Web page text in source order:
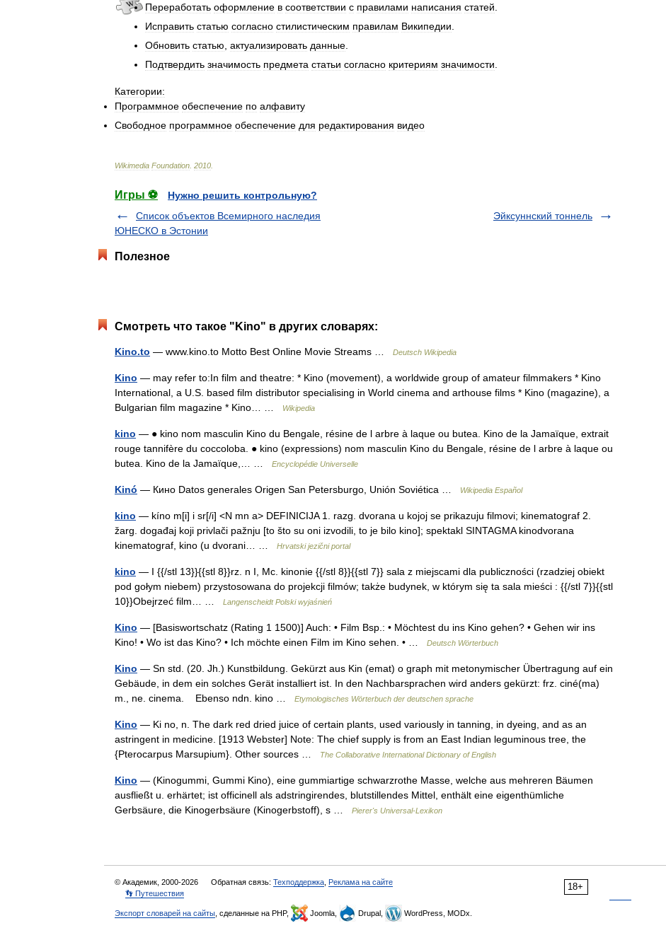
Переработать оформление в соответствии с правилами написания статей
Исправить статью согласно стилистическим правилам Википедии
Обновить статью актуализировать данные
Подтвердить значимость предмета статьи согласно критериям значимости
Категории:
Программное обеспечение по алфавиту
Свободное программное обеспечение для редактирования видео
Wikimedia Foundation 2010
Игры ⚽
Нужно решить контрольную?
Список объектов Всемирного наследия
ЮНЕСКО в Эстонии
Эйксуннский тоннель
Полезное
Смотреть что такое "Kino" в других словарях:
Kino.to — www.kino.to Motto Best Online Movie Streams … Deutsch Wikipedia
Kino — may refer to:In film and theatre: * Kino (movement), a worldwide group of amateur filmmakers * Kino
International, a U.S. based film distributor specialising in World cinema and arthouse films * Kino (magazine), a
Bulgarian film magazine * Kino… …
Wikipedia
kino — ● kino nom masculin Kino du Bengale, résine de l arbre à laque ou butea. Kino de la Jamaïque, extrait
rouge tannifère du coccoloba. ● kino (expressions) nom masculin Kino du Bengale, résine de l arbre à laque ou
butea. Kino de la Jamaïque,… …
Encyclopédie Universelle
Kinó — Кино Datos generales Origen San Petersburgo, Unión Soviética … Wikipedia Español
kino — kíno m[i] i sr[/i] <N mn a> DEFINICIJA 1. razg. dvorana u kojoj se prikazuju filmovi; kinematograf 2.
žarg. događaj koji privlači pažnju [to što su oni izvodili, to je bilo kino]; spektakl SINTAGMA kinodvorana
kinematograf, kino (u dvorani… …
Hrvatski jezični portal
kino — I {{/stl 13}}{{stl 8}}rz. n I, Mc. kinonie {{/stl 8}}{{stl 7}} sala z miejscami dla publiczności (rzadziej obiekt
pod gołym niebem) przystosowana do projekcji filmów; także budynek, w którym się ta sala mieści : {{/stl 7}}{{stl
10}}Obejrzeć film… …
Langenscheidt Polski wyjaśnień
Kino — [Basiswortschatz (Rating 1 1500)] Auch: • Film Bsp.: • Möchtest du ins Kino gehen? • Gehen wir ins
Kino! • Wo ist das Kino? • Ich möchte einen Film im Kino sehen. • …
Deutsch Wörterbuch
Kino — Sn std. (20. Jh.) Kunstbildung. Gekürzt aus Kin (emat) o graph mit metonymischer Übertragung auf ein
Gebäude, in dem ein solches Gerät installiert ist. In den Nachbarsprachen wird anders gekürzt: frz. ciné(ma)
m., ne. cinema. Ebenso ndn. kino …
Etymologisches Wörterbuch der deutschen sprache
Kino — Ki no, n. The dark red dried juice of certain plants, used variously in tanning, in dyeing, and as an
astringent in medicine. [1913 Webster] Note: The chief supply is from an East Indian leguminous tree, the
{Pterocarpus Marsupium}. Other sources …
The Collaborative International Dictionary of English
Kino — (Kinogummi, Gummi Kino), eine gummiartige schwarzrothe Masse, welche aus mehreren Bäumen
ausfließt u. erhärtet; ist officinell als adstringirendes, blutstillendes Mittel, enthält eine eigenthümliche
Gerbsäure, die Kinogerbsäure (Kinogerbstoff), s …
Pierer's Universal-Lexikon
18+
© Академик, 2000-2026 Обратная связь: Техподдержка Реклама на сайте
👣 Путешествия
Экспорт словарей на сайты , сделанные на PHP, Joomla, Drupal, WordPress, MODx.